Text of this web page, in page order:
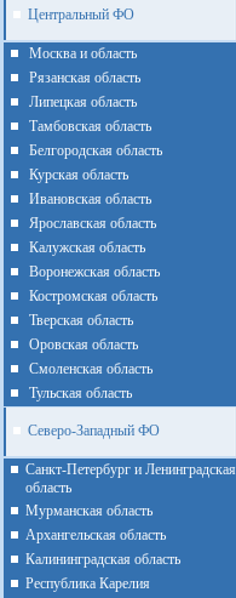
Центральный ФО
Москва и область
Рязанская область
Липецкая область
Тамбовская область
Белгородская область
Курская область
Ивановская область
Ярославская область
Калужская область
Воронежская область
Костромская область
Тверская область
Оровская область
Смоленская область
Тульская область
Северо-Западный ФО
Санкт-Петербург и Ленинградская
область
Мурманская область
Архангельская область
Калининградская область
Республика Карелия